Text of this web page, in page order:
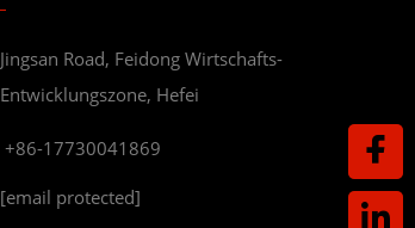
Jingsan Road, Feidong Wirtschafts-
Entwicklungszone, Hefei
+86-17730041869
[email protected]